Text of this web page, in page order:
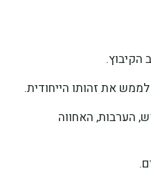
הקיבוץ.
את זהותו הייחודית.
הערבות, האחווה